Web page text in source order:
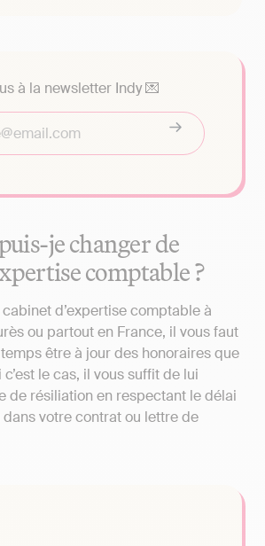
à la newsletter Indy 💌
je changer de
comptable ?
d’expertise comptable à
ou partout en France, il vous faut
être à jour des honoraires que
le cas, il vous suffit de lui
de résiliation en respectant le délai
votre contrat ou lettre de